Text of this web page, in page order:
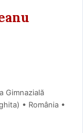
Gimnazială
• România